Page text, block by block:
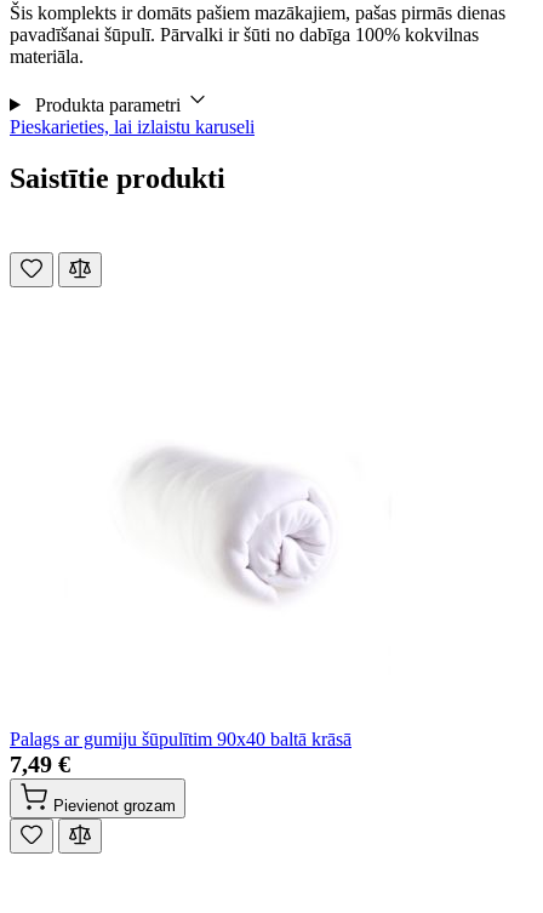
Šis komplekts ir domāts pašiem mazākajiem, pašas pirmās dienas
pavadīšanai šūpulī. Pārvalki ir šūti no dabīga 100% kokvilnas
materiāla.
Produkta parametri
Pieskarieties, lai izlaistu karuseli
Saistītie produkti
Palags ar gumiju šūpulītim 90x40 baltā krāsā
7,49 €
Pievienot grozam